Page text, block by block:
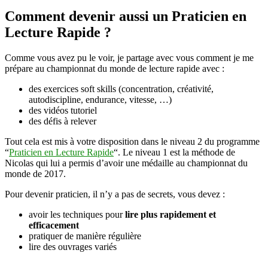
Comment devenir aussi un Praticien en
Lecture Rapide ?
Comme vous avez pu le voir, je partage avec vous comment je me
prépare au championnat du monde de lecture rapide avec :
des exercices soft skills (concentration, créativité,
autodiscipline, endurance, vitesse, …)
des vidéos tutoriel
des défis à relever
Tout cela est mis à votre disposition dans le niveau 2 du programme
“Praticien en Lecture Rapide“. Le niveau 1 est la méthode de
Nicolas qui lui a permis d’avoir une médaille au championnat du
monde de 2017.
Pour devenir praticien, il n’y a pas de secrets, vous devez :
avoir les techniques pourlire plus rapidement et
efficacement
pratiquer de manière régulière
lire des ouvrages variés